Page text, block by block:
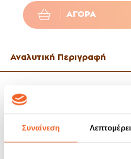
Συναίνεση
ΑΓΟΡΆ
Αναλυτική Περιγραφή
Μεταλλική κατασκευή υψηλής
Με μηχανισμό soft close ιδανικό
Διαστάσεις: 27,8cm (Ύψος) x